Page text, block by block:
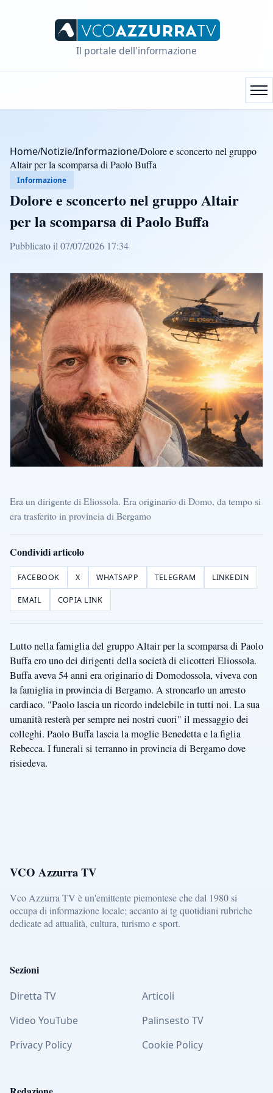
Il portale dell'informazione
Home/Notizie/Informazione/Dolore e sconcerto nel gruppo
Altair per la scomparsa di Paolo Buffa
Informazione
Dolore e sconcerto nel gruppo Altair
per la scomparsa di Paolo Buffa
Pubblicato il 07/07/2026 17:34
Era un dirigente di Eliossola. Era originario di Domo, da tempo si
era trasferito in provincia di Bergamo
Condividi articolo
FACEBOOK X WHATSAPP TELEGRAM LINKEDIN
EMAIL COPIA LINK
Lutto nella famiglia del gruppo Altair per la scomparsa di Paolo
Buffa ero uno dei dirigenti della società di elicotteri Eliossola.
Buffa aveva 54 anni era originario di Domodossola, viveva con
la famiglia in provincia di Bergamo. A stroncarlo un arresto
cardiaco. "Paolo lascia un ricordo indelebile in tutti noi. La sua
umanità resterà per sempre nei nostri cuori" il messaggio dei
colleghi. Paolo Buffa lascia la moglie Benedetta e la figlia
Rebecca. I funerali si terranno in provincia di Bergamo dove
risiedeva.
VCO Azzurra TV
Vco Azzurra TV è un'emittente piemontese che dal 1980 si
occupa di informazione locale; accanto ai tg quotidiani rubriche
dedicate ad attualità, cultura, turismo e sport.
Sezioni
Diretta TV
Articoli
Video YouTube
Palinsesto TV
Privacy Policy
Cookie Policy